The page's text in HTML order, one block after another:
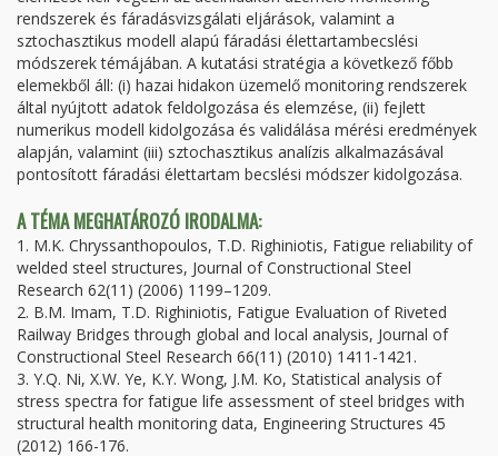
rendszerek és fáradásvizsgálati eljárások, valamint a
sztochasztikus modell alapú fáradási élettartambecslési
módszerek témájában. A kutatási stratégia a következő főbb
elemekből áll: (i) hazai hidakon üzemelő monitoring rendszerek
által nyújtott adatok feldolgozása és elemzése, (ii) fejlett
numerikus modell kidolgozása és validálása mérési eredmények
alapján, valamint (iii) sztochasztikus analízis alkalmazásával
pontosított fáradási élettartam becslési módszer kidolgozása.
A TÉMA MEGHATÁROZÓ IRODALMA:
1. M.K. Chryssanthopoulos, T.D. Righiniotis, Fatigue reliability of
welded steel structures, Journal of Constructional Steel
Research 62(11) (2006) 1199–1209.
2. B.M. Imam, T.D. Righiniotis, Fatigue Evaluation of Riveted
Railway Bridges through global and local analysis, Journal of
Constructional Steel Research 66(11) (2010) 1411-1421.
3. Y.Q. Ni, X.W. Ye, K.Y. Wong, J.M. Ko, Statistical analysis of
stress spectra for fatigue life assessment of steel bridges with
structural health monitoring data, Engineering Structures 45
(2012) 166-176.